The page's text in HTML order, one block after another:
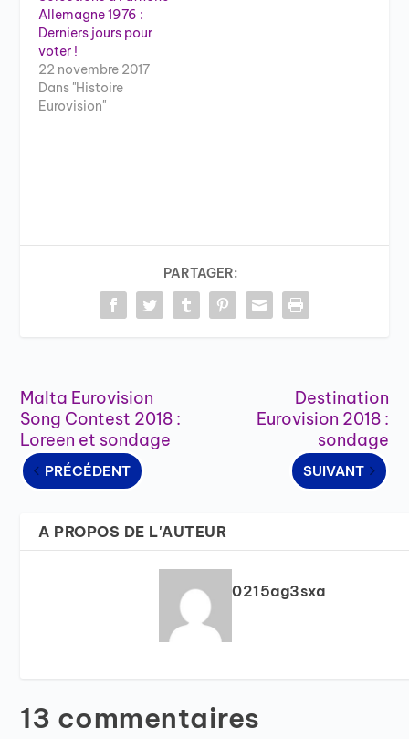
Allemagne 1976 :
Derniers jours pour
voter !
22 novembre 2017
Dans "Histoire
Eurovision"
PARTAGER:
Malta Eurovision
Song Contest 2018 :
Loreen et sondage
PRÉCÉDENT
Destination
Eurovision 2018 :
sondage
SUIVANT
A PROPOS DE L'AUTEUR
0215ag3sxa
13 commentaires